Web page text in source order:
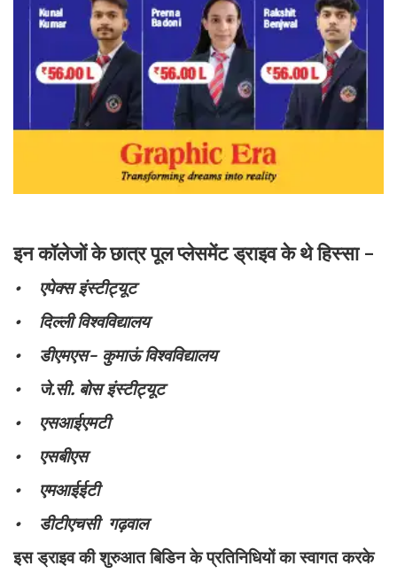
इन कॉलेजों के छात्र पूल प्लेसमेंट ड्राइव के थे हिस्सा -
• एपेक्स इंस्टीट्यूट
• दिल्ली विश्वविद्यालय
• डीएमएस- कुमाऊं विश्वविद्यालय
• जे.सी. बोस इंस्टीट्यूट
• एसआईएमटी
• एसबीएस
• एमआईईटी
• डीटीएचसी गढ़वाल
इस ड्राइव की शुरुआत बिडिन के प्रतिनिधियों का स्वागत करके